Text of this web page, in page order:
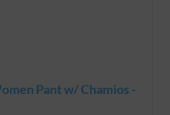
Pant w/ Chamios -